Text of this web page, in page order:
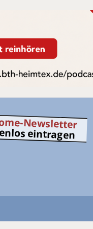
Newsletter
eintragen